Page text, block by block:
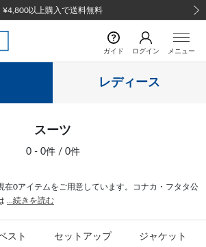
¥4,800以上購入で送料無料
ガイド ログイン メニュー
レディース
スーツ
0 - 0件 / 0件
在0アイテムをご用意しています。コナカ・フタタ公
...続きを読む
スト セットアップ ジャケット